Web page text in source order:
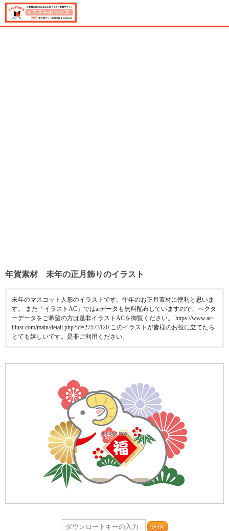
年賀素材 未年の正月飾りのイラスト
未年のマスコット人形のイラストです。午年のお正月素材に便利と思いま
す。 また「イラストAC」ではaiデータも無料配布していますので、ベクタ
ーデータをご希望の方は是非イラストACを御覧ください。 https://www.ac-
illust.com/main/detail.php?id=27573120 このイラストが皆様のお役に立てたら
とても嬉しいです。是非ご利用ください。
送信